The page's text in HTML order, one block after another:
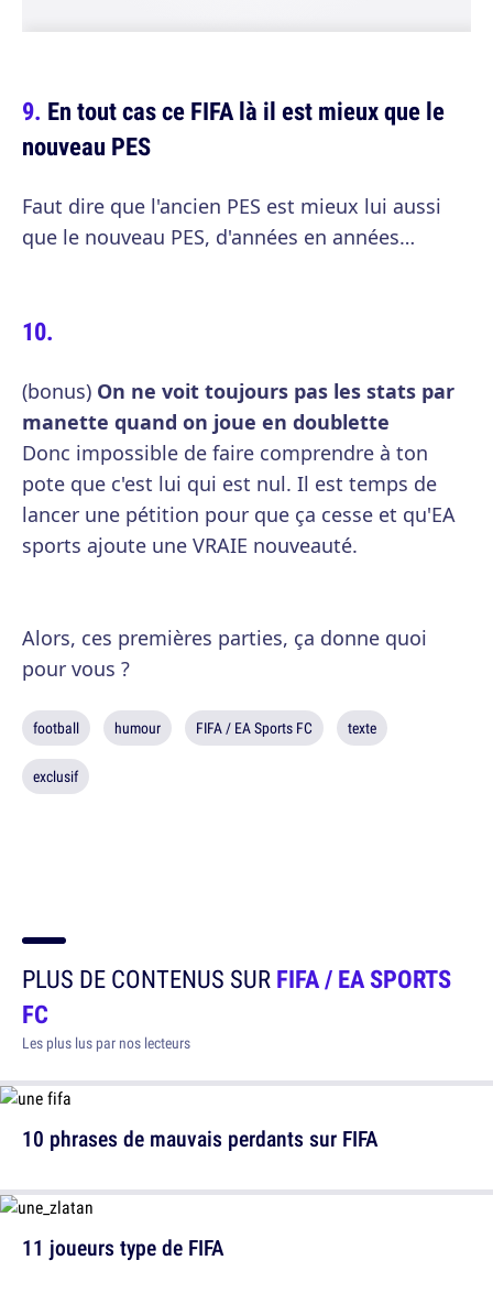
En tout cas ce FIFA là il est mieux que le
nouveau PES
Faut dire que l'ancien PES est mieux lui aussi
que le nouveau PES, d'années en années…
(bonus) On ne voit toujours pas les stats par
manette quand on joue en doublette
Donc impossible de faire comprendre à ton
pote que c'est lui qui est nul. Il est temps de
lancer une pétition pour que ça cesse et qu'EA
sports ajoute une VRAIE nouveauté.
Alors, ces premières parties, ça donne quoi
pour vous ?
football humour FIFA / EA Sports FC texte
exclusif
PLUS DE CONTENUS SURFIFA / EA SPORTS
FC
Les plus lus par nos lecteurs
10 phrases de mauvais perdants sur FIFA
11 joueurs type de FIFA